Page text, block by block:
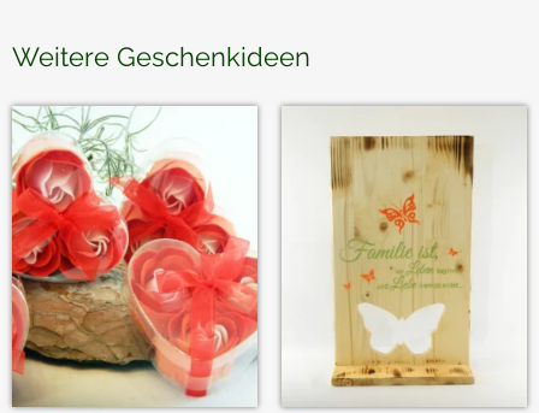
Weitere Geschenkideen